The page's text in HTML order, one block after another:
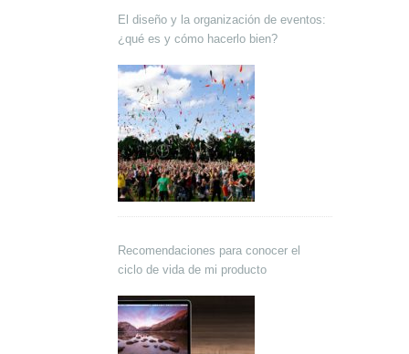
El diseño y la organización de eventos:
¿qué es y cómo hacerlo bien?
Recomendaciones para conocer el
ciclo de vida de mi producto